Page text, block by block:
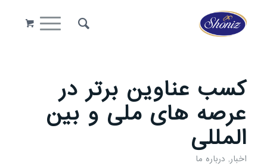
کسب عناوین برتر در
عرصه های ملی و بین
المللی
اخبار, درباره ما